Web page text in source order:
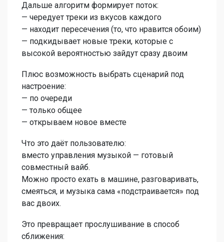
Дальше алгоритм формирует поток:
— чередует треки из вкусов каждого
— находит пересечения (то, что нравится обоим)
— подкидывает новые треки, которые с
высокой вероятностью зайдут сразу двоим
Плюс возможность выбрать сценарий под
настроение:
— по очереди
— только общее
— открываем новое вместе
Что это даёт пользователю:
вместо управления музыкой — готовый
совместный вайб.
Можно просто ехать в машине, разговаривать,
смеяться, и музыка сама «подстраивается» под
вас двоих.
Это превращает прослушивание в способ
сближения: